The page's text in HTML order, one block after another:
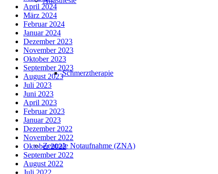
Schmerztherapie
Zentrale Notaufnahme (ZNA)
April 2024
März 2024
Februar 2024
Januar 2024
Dezember 2023
November 2023
Oktober 2023
September 2023
August 2023
Juli 2023
Juni 2023
April 2023
Februar 2023
Januar 2023
Dezember 2022
November 2022
Oktober 2022
September 2022
August 2022